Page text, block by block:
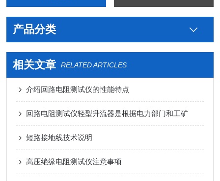
产品分类
相关文章 RELATED ARTICLES
介绍回路电阻测试仪的性能特点
回路电阻测试仪轻型升流器是根据电力部门和工矿
短路接地线技术说明
高压绝缘电阻测试仪注意事项